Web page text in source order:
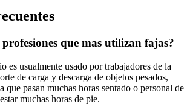
profesiones que mas utilizan fajas?
es usualmente usado por trabajadores de la
de carga y descarga de objetos pesados,
que pasan muchas horas sentado o personal de
muchas horas de pie.